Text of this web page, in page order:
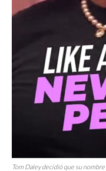
Tom Daley decidió que su nombre